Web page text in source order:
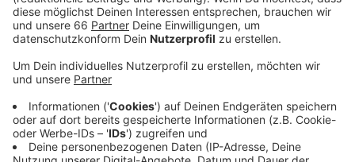
Veröffentlicht:Mittwoch, 21.09.2022 12:37
Anzeige
Es geht konkret um die Abschnitte von der
Anschlussstelle Bonner Straße bis zur Itterstraße und
der Anschlussstelle Forststraße bis zur Hildener